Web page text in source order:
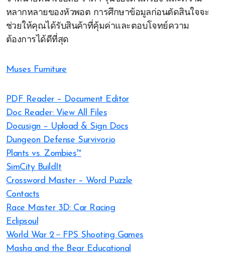
หลากหลายของหัวพอต การศึกษาข้อมูลก่อนตัดสินใจจะ
ช่วยให้คุณได้รับสินค้าที่คุ้มค่าและตอบโจทย์ความ
ต้องการได้ดีที่สุด
Muses Furniture
PDF Reader – Document Editor
Doc Reader: View All Files
Docusign – Upload & Sign Docs
Dungeon Defense Survivor.io
Plants vs. Zombies™
SimCity BuildIt
Crossword Master – Word Puzzle
Contacts
Race Master 3D: Car Racing
Eclipsoul
World War 2－FPS Shooting Games
Masha and the Bear Educational